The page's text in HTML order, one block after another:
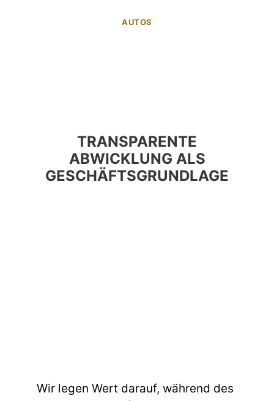
AUTOS
TRANSPARENTE
ABWICKLUNG ALS
GESCHÄFTSGRUNDLAGE
Wir legen Wert darauf, während des